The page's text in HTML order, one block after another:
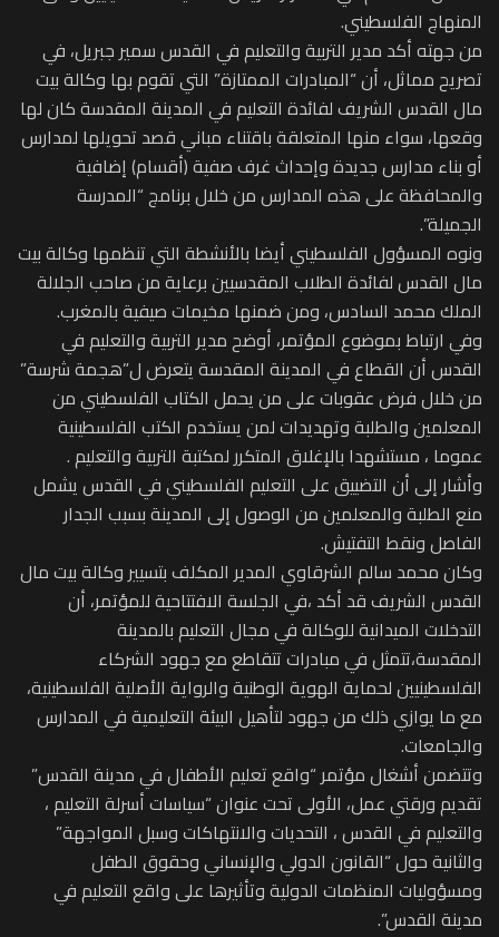
المنهاج الفلسطيني.
من جهته أكد مدير التربية والتعليم في القدس سمير جبريل، في
تصريح مماثل، أن “المبادرات الممتازة” التي تقوم بها وكالة بيت
مال القدس الشريف لفائدة التعليم في المدينة المقدسة كان لها
وقعها، سواء منها المتعلقة باقتناء مباني قصد تحويلها لمدارس
أو بناء مدارس جديدة وإحداث غرف صفية (أقسام) إضافية
والمحافظة على هذه المدارس من خلال برنامج “المدرسة
الجميلة”.
ونوه المسؤول الفلسطيني أيضا بالأنشطة التي تنظمها وكالة بيت
مال القدس لفائدة الطلاب المقدسيين برعاية من صاحب الجلالة
الملك محمد السادس، ومن ضمنها مخيمات صيفية بالمغرب.
وفي ارتباط بموضوع المؤتمر، أوضح مدير التربية والتعليم في
القدس أن القطاع في المدينة المقدسة يتعرض ل”هجمة شرسة”
من خلال فرض عقوبات على من يحمل الكتاب الفلسطيني من
المعلمين والطلبة وتهديدات لمن يستخدم الكتب الفلسطينية
عموما ، مستشهدا بالإغلاق المتكرر لمكتبة التربية والتعليم .
وأشار إلى أن التضييق على التعليم الفلسطيني في القدس يشمل
منع الطلبة والمعلمين من الوصول إلى المدينة بسبب الجدار
الفاصل ونقط التفتيش.
وكان محمد سالم الشرقاوي المدير المكلف بتسيير وكالة بيت مال
القدس الشريف قد أكد ،في الجلسة الافتتاحية للمؤتمر، أن
التدخلات الميدانية للوكالة في مجال التعليم بالمدينة
المقدسة،تتمثل في مبادرات تتقاطع مع جهود الشركاء
الفلسطينيين لحماية الهوية الوطنية والرواية الأصلية الفلسطينية،
مع ما يوازي ذلك من جهود لتأهيل البيئة التعليمية في المدارس
والجامعات.
وتتضمن أشغال مؤتمر “واقع تعليم الأطفال في مدينة القدس”
تقديم ورقتي عمل، الأولى تحت عنوان “سياسات أسرلة التعليم ،
والتعليم في القدس ، التحديات والانتهاكات وسبل المواجهة”
والثانية حول “القانون الدولي والإنساني وحقوق الطفل
ومسؤوليات المنظمات الدولية وتأثيرها على واقع التعليم في
مدينة القدس”.